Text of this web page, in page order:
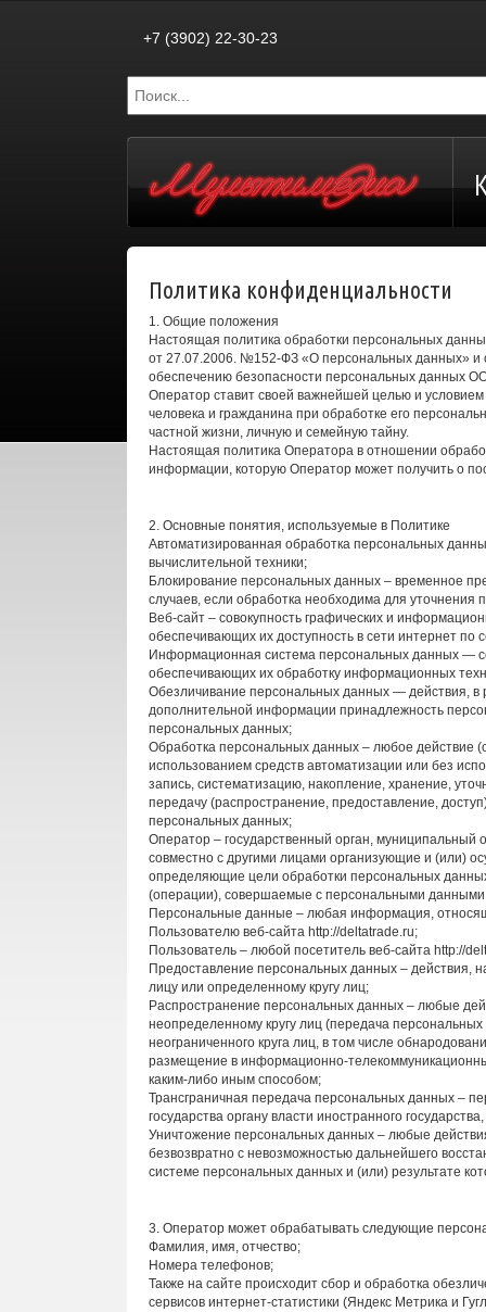
+7 (3902) 22-30-23
Политика конфиденциальности
1. Общие положения
Настоящая политика обработки персональных
от 27.07.2006. №152-ФЗ «О персональных данных» и
обеспечению безопасности персональных данных
Оператор ставит своей важнейшей целью и
человека и гражданина при обработке его
частной жизни, личную и семейную тайну.
Настоящая политика Оператора в отношении
информации, которую Оператор может получить о
2. Основные понятия, используемые в Политике
Автоматизированная обработка персональных
вычислительной техники;
Блокирование персональных данных – временное
случаев, если обработка необходима для уточнения
Веб-сайт – совокупность графических и
обеспечивающих их доступность в сети интернет по
Информационная система персональных данных —
обеспечивающих их обработку информационных
Обезличивание персональных данных — действия, в
дополнительной информации принадлежность
персональных данных;
Обработка персональных данных – любое действие
использованием средств автоматизации или без
запись, систематизацию, накопление, хранение,
передачу (распространение, предоставление,
персональных данных;
Оператор – государственный орган, муниципальный
совместно с другими лицами организующие и (или)
определяющие цели обработки персональных
(операции), совершаемые с персональными
Персональные данные – любая информация,
Пользователю веб-сайта http://deltatrade.ru;
Пользователь – любой посетитель веб-сайта http://
Предоставление персональных данных – действия,
лицу или определенному кругу лиц;
Распространение персональных данных – любые
неопределенному кругу лиц (передача
неограниченного круга лиц, в том числе
размещение в информационно-
каким-либо иным способом;
Трансграничная передача персональных данных –
государства органу власти иностранного
Уничтожение персональных данных – любые
безвозвратно с невозможностью дальнейшего
системе персональных данных и (или) результате
3. Оператор может обрабатывать следующие
Фамилия, имя, отчество;
Номера телефонов;
Также на сайте происходит сбор и обработка
сервисов интернет-статистики (Яндекс Метрика и